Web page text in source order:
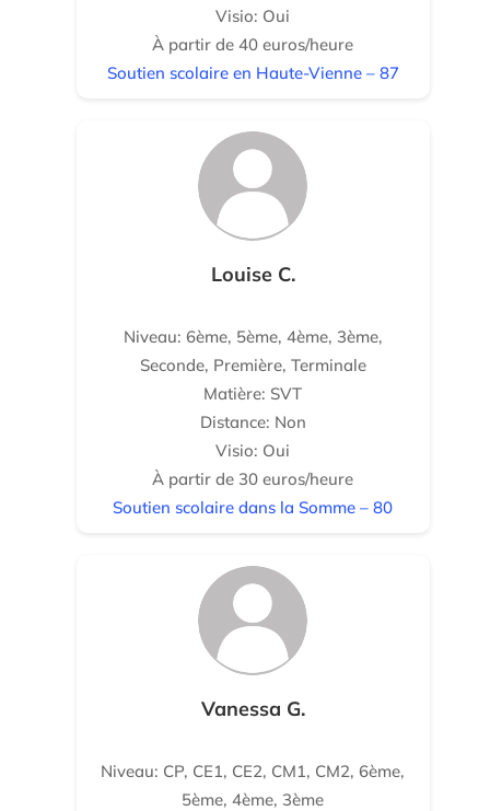
Visio: Oui
À partir de 40 euros/heure
Soutien scolaire en Haute-Vienne – 87
Louise C.
Niveau: 6ème, 5ème, 4ème, 3ème,
Seconde, Première, Terminale
Matière: SVT
Distance: Non
Visio: Oui
À partir de 30 euros/heure
Soutien scolaire dans la Somme – 80
Vanessa G.
Niveau: CP, CE1, CE2, CM1, CM2, 6ème,
5ème, 4ème, 3ème